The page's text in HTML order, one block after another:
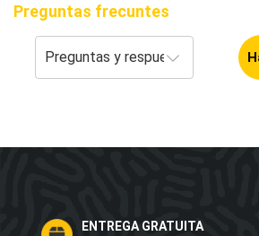
Preguntas frecuntes
ENTREGA GRATUITA